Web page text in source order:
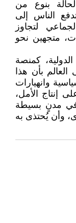
بنوع من
تدفع الناس إلى
لتجاوز
متجهين نحو
كمنصة
بأن هذا
وانهيارات
إنتاج الأمل،
في مدنٍ بسيطة
وأن يُحتذى به